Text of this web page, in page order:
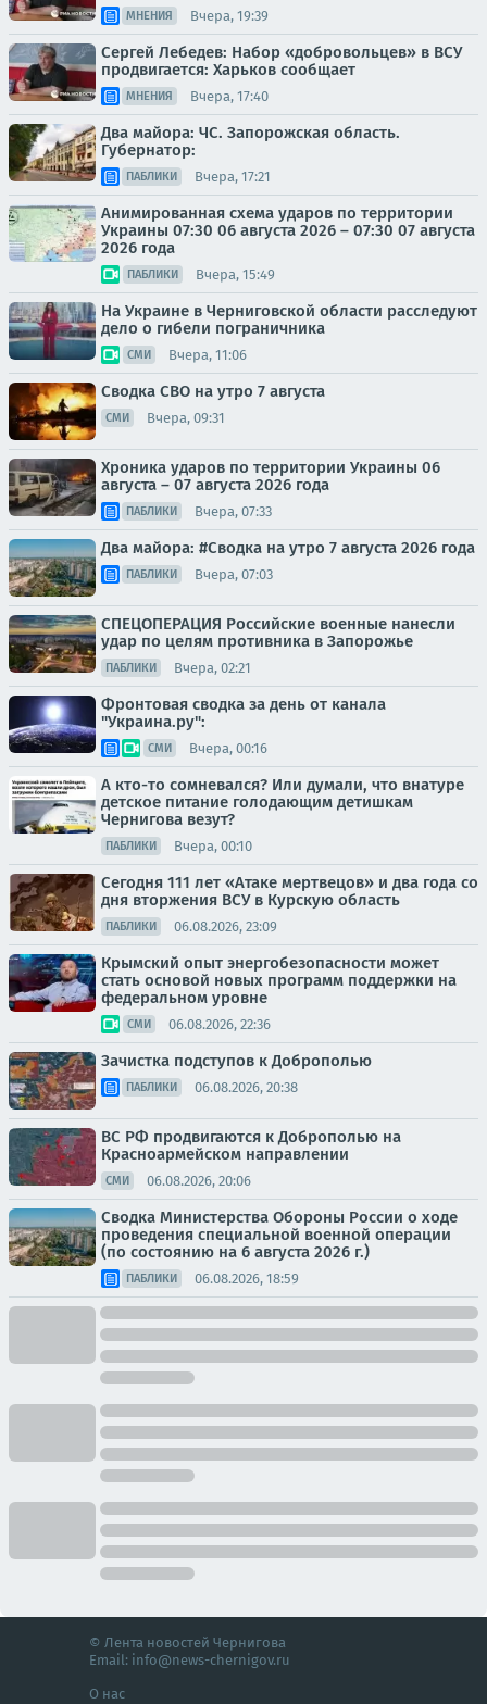
МНЕНИЯ Вчера, 19:39
Сергей Лебедев: Набор «добровольцев» в ВСУ
продвигается: Харьков сообщает
МНЕНИЯ Вчера, 17:40
Два майора: ЧС. Запорожская область.
Губернатор:
ПАБЛИКИ Вчера, 17:21
Анимированная схема ударов по территории
Украины 07:30 06 августа 2026 – 07:30 07 августа
2026 года
ПАБЛИКИ Вчера, 15:49
На Украине в Черниговской области расследуют
дело о гибели пограничника
СМИ Вчера, 11:06
Сводка СВО на утро 7 августа
СМИ Вчера, 09:31
Хроника ударов по территории Украины 06
августа – 07 августа 2026 года
ПАБЛИКИ Вчера, 07:33
Два майора: #Сводка на утро 7 августа 2026 года
ПАБЛИКИ Вчера, 07:03
СПЕЦОПЕРАЦИЯ Российские военные нанесли
удар по целям противника в Запорожье
ПАБЛИКИ Вчера, 02:21
Фронтовая сводка за день от канала
"Украина.ру":
СМИ Вчера, 00:16
А кто-то сомневался? Или думали, что внатуре
детское питание голодающим детишкам
Чернигова везут?
ПАБЛИКИ Вчера, 00:10
Сегодня 111 лет «Атаке мертвецов» и два года со
дня вторжения ВСУ в Курскую область
ПАБЛИКИ 06.08.2026, 23:09
Крымский опыт энергобезопасности может
стать основой новых программ поддержки на
федеральном уровне
СМИ 06.08.2026, 22:36
Зачистка подступов к Доброполью
ПАБЛИКИ 06.08.2026, 20:38
ВС РФ продвигаются к Доброполью на
Красноармейском направлении
СМИ 06.08.2026, 20:06
Сводка Министерства Обороны России о ходе
проведения специальной военной операции
(по состоянию на 6 августа 2026 г.)
ПАБЛИКИ 06.08.2026, 18:59
© Лента новостей Чернигова
Email: info@news-chernigov.ru
О нас